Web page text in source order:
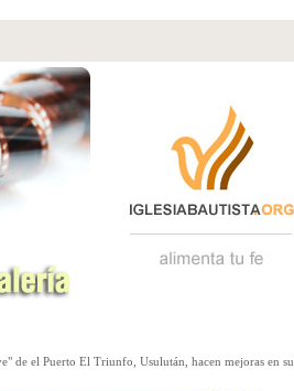
de el Puerto El Triunfo, Usulután, hacen mejoras en su